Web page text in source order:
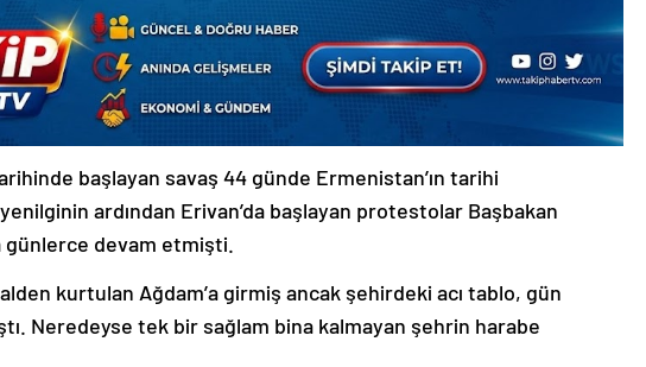
başlayan savaş 44 günde Ermenistan’ın tarihi
ardından Erivan’da başlayan protestolar Başbakan
günlerce devam etmişti.
kurtulan Ağdam’a girmiş ancak şehirdeki acı tablo, gün
Neredeyse tek bir sağlam bina kalmayan şehrin harabe